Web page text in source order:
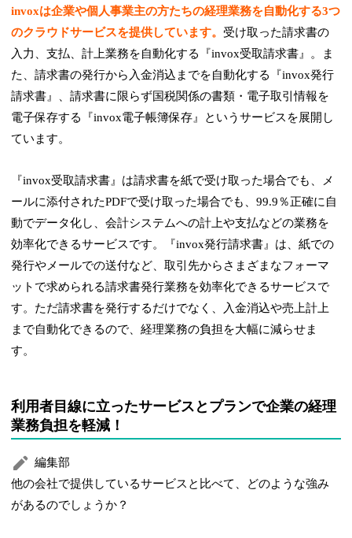
invoxは企業や個人事業主の方たちの経理業務を自動化する3つ
のクラウドサービスを提供しています。 受け取った請求書の
入力、支払、計上業務を自動化する『invox受取請求書』。ま
た、請求書の発行から入金消込までを自動化する『invox発行
請求書』、請求書に限らず国税関係の書類・電子取引情報を
電子保存する『invox電子帳簿保存』というサービスを展開し
ています。
『invox受取請求書』は請求書を紙で受け取った場合でも、メ
ールに添付されたPDFで受け取った場合でも、99.9％正確に自
動でデータ化し、会計システムへの計上や支払などの業務を
効率化できるサービスです。『invox発行請求書』は、紙での
発行やメールでの送付など、取引先からさまざまなフォーマ
ットで求められる請求書発行業務を効率化できるサービスで
す。ただ請求書を発行するだけでなく、入金消込や売上計上
まで自動化できるので、経理業務の負担を大幅に減らせま
す。
利用者目線に立ったサービスとプランで企業の経理
業務負担を軽減！
編集部
他の会社で提供しているサービスと比べて、どのような強み
があるのでしょうか？